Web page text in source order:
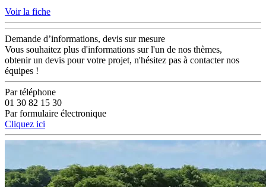
Voir la fiche
Demande d’informations, devis sur mesure
Vous souhaitez plus d'informations sur l'un de nos thèmes,
obtenir un devis pour votre projet, n'hésitez pas à contacter nos
équipes !
Par téléphone
01 30 82 15 30
Par formulaire électronique
Cliquez ici